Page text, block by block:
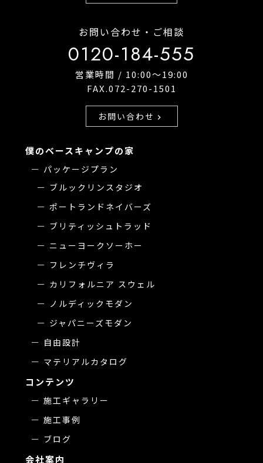
お問い合わせ・ご相談
0120-184-555
営業時間 / 10:00〜19:00
FAX.072-270-1501
お問い合わせ chevron_right
僕のベースキャンプの家
パッケージプラン
ブルックリンスタジオ
ポートランドネイバーズ
ブリティッシュトラッド
ニューヨークソーホー
フレンチヴィラ
カリフォルニア スウェル
ノルディックモダン
ジャパニーズモダン
自由設計
マテリアルカタログ
コンテンツ
施工ギャラリー
施工事例
ブログ
会社案内